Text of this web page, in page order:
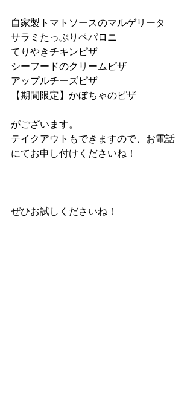
自家製トマトソースのマルゲリータ
サラミたっぷりペパロニ
てりやきチキンピザ
シーフードのクリームピザ
アップルチーズピザ
【期間限定】かぼちゃのピザ
がございます。
テイクアウトもできますので、お電話
にてお申し付けくださいね！
ぜひお試しくださいね！